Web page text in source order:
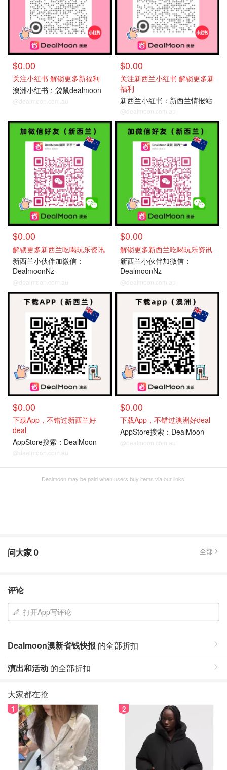
$0.00
关注小红书 解锁更多新福利
澳洲小红书：袋鼠dealmoon
@dealmoon.com.au
$0.00
关注新西兰小红书 解锁更多新
福利
新西兰小红书：新西兰情报站
@dealmoon.com.au
$0.00
解锁更多新西兰吃喝玩乐资讯
新西兰小伙伴加微信：
DealmoonNz
@dealmoon.com.au
$0.00
解锁更多新西兰吃喝玩乐资讯
新西兰小伙伴加微信：
DealmoonNz
@dealmoon.com.au
$0.00
下载App，不错过新西兰好
deal
AppStore搜索：DealMoon
@dealmoon.com.au
$0.00
下载App，不错过澳洲好deal
AppStore搜索：DealMoon
@dealmoon.com.au
Dealmoon may be paid when users buy items via our links.
问大家0 全部
评论
打开App写评论
Dealmoon澳新省钱快报 的全部折扣
演出和活动 的全部折扣
大家都在抢
1 2